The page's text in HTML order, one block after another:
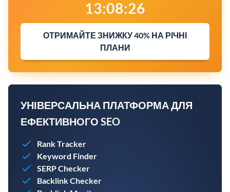
13:08:25
ОТРИМАЙТЕ ЗНИЖКУ 40% НА РІЧНІ
ПЛАНИ
УНІВЕРСАЛЬНА ПЛАТФОРМА ДЛЯ
ЕФЕКТИВНОГО SEO
Rank Tracker
Keyword Finder
SERP Checker
Backlink Checker